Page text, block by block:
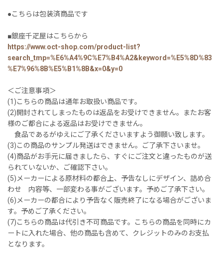
●こちらは包装済商品です
■銀座千疋屋はこちらから
https://www.oct-shop.com/product-list?
search_tmp=%E6%A4%9C%E7%B4%A2&keyword=%E5%8D%83
%E7%96%8B%E5%B1%8B&x=0&y=0
＜ご注意事項＞
(1)こちらの商品は通年お取扱い商品です。
(2)開封されてしまったものは返品をお受けできません。またお客
様のご都合による返品はお受けできません。
食品であるがゆえにご了承くださいますよう御願い致します。
(3)この商品のサンプル発送はできません。ご了承下さいませ。
(4)商品がお手元に届きましたら、すぐにご注文と違ったものが送
られていないか、ご確認下さい。
(5)メーカーによる原材料の都合上、予告なしにデザイン、詰め合
わせ 内容等、一部変わる事がございます。予めご了承下さい。
(6)メーカーの都合により予告なく販売終了になる場合がございま
す。予めご了承ください。
(7)こちらの商品は代引き不可商品です。こちらの商品を同時にカ
ートに入れた場合、他の商品も含めて、クレジットのみのお支払
となります。